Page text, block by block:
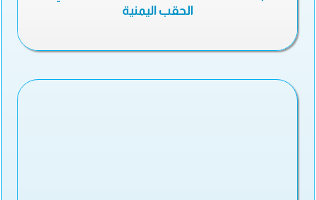
الحقب اليمنية